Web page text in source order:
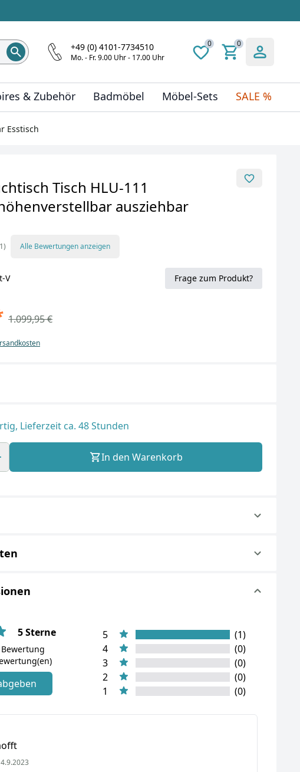
+49 (0) 4101-7734510
Mo. - Fr. 9.00 Uhr - 17.00 Uhr
0 0
& Zubehör Badmöbel Möbel-Sets SALE %
Esstisch
Tisch HLU-111
ausziehbar
1 Alle Bewertungen anzeigen
V Frage zum Produkt?
1.099,95 €
Lieferzeit ca. 48 Stunden
In den Warenkorb
5 Sterne 5
(1)
4
(0)
3
(0)
2
(0)
1
(0)